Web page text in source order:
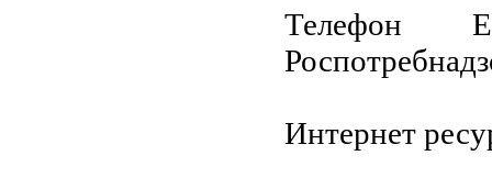
Телефон
Интернет